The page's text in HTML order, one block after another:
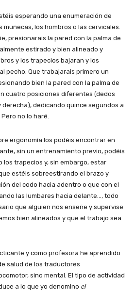
esperando una enumeración de
los hombros o las cervicales.
presionarais la pared con la palma de
estirado y bien alineado y
y los trapecios bajaran y los
pecho. Que trabajarais primero un
bien la pared con la palma de
cuatro posiciones diferentes (dedos
derecha), dedicando quince segundos a
no lo haré.
ergonomía los podéis encontrar en
sin un entrenamiento previo, podéis
los trapecios y, sin embargo, estar
estéis sobreestirando el brazo y
del codo hacia adentro o que con el
las lumbares hacia delante…, todo
que alguien nos enseñe y supervise
bien alineados y que el trabajo sea
y como profesora he aprendido
salud de los traductores
sino mental. El tipo de actividad
a lo que yo denomino el